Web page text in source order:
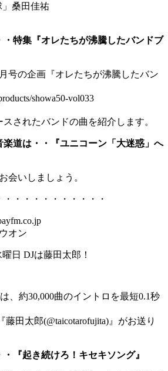
桑田佳祐
（1995）
・特集『オレたちが沸騰したバンドブ
号の企画『オレたちが沸騰したバン
showa50-vol033
されたバンドの曲を紹介します。
楽道は・・『ユニコーン「大迷惑」へ
会いしましょう。
・・・・・・・・・・・
オン
日 DJは藤田太郎！
、約30,000曲のイントロを最短0.1秒
田太郎(@taicotarofujita)』がお送り
『起き続けろ！キセキソング』